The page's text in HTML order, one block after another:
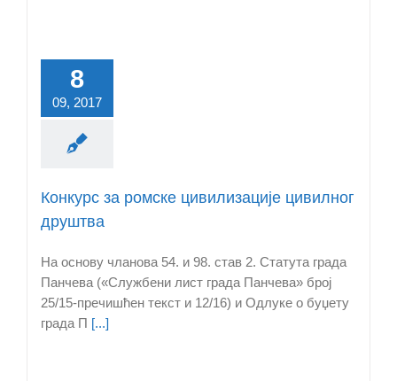
8
09, 2017
Конкурс за ромске цивилизације цивилног
друштва
На основу чланова 54. и 98. став 2. Статута града
Панчева («Службени лист града Панчева» број
25/15-пречишћен текст и 12/16) и Одлукe о буџету
града П [...]